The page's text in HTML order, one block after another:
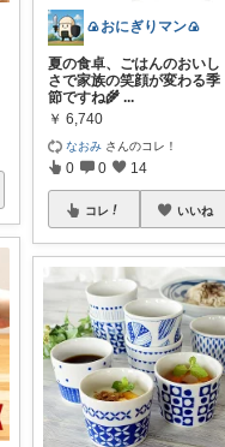
🍙おにぎりマン🍙
夏の食卓、ごはんのおいし
さで家族の笑顔が変わる季
節ですね🌾...
￥ 6,740
なおみ さんのコレ！
0 0 14
コレ いいね